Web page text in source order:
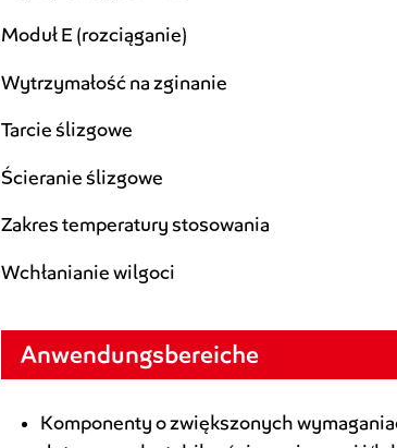
Moduł E (rozciąganie)
Wytrzymałość na zginanie
Tarcie ślizgowe
Ścieranie ślizgowe
Zakres temperatury stosowania
Wchłanianie wilgoci
Anwendungsbereiche
Komponenty o zwiększonych